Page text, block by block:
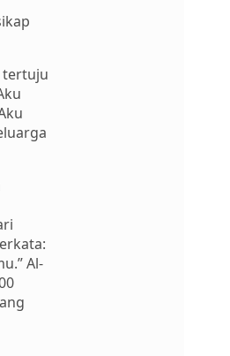
tertuju
Al-